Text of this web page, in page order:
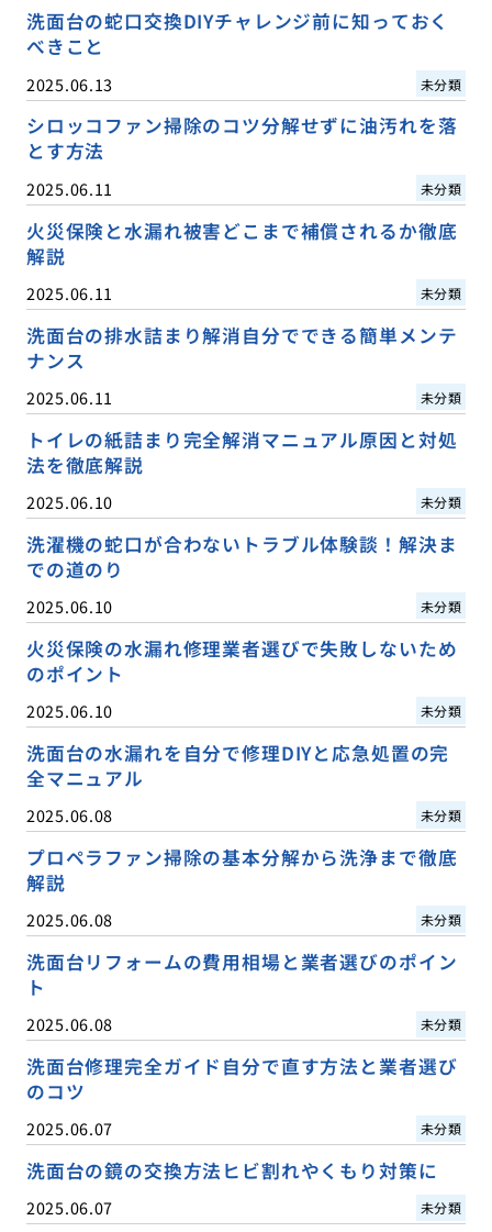
洗面台の蛇口交換DIYチャレンジ前に知っておく
べきこと
2025.06.13 未分類
シロッコファン掃除のコツ分解せずに油汚れを落
とす方法
2025.06.11 未分類
火災保険と水漏れ被害どこまで補償されるか徹底
解説
2025.06.11 未分類
洗面台の排水詰まり解消自分でできる簡単メンテ
ナンス
2025.06.11 未分類
トイレの紙詰まり完全解消マニュアル原因と対処
法を徹底解説
2025.06.10 未分類
洗濯機の蛇口が合わないトラブル体験談！解決ま
での道のり
2025.06.10 未分類
火災保険の水漏れ修理業者選びで失敗しないため
のポイント
2025.06.10 未分類
洗面台の水漏れを自分で修理DIYと応急処置の完
全マニュアル
2025.06.08 未分類
プロペラファン掃除の基本分解から洗浄まで徹底
解説
2025.06.08 未分類
洗面台リフォームの費用相場と業者選びのポイン
ト
2025.06.08 未分類
洗面台修理完全ガイド自分で直す方法と業者選び
のコツ
2025.06.07 未分類
洗面台の鏡の交換方法ヒビ割れやくもり対策に
2025.06.07 未分類